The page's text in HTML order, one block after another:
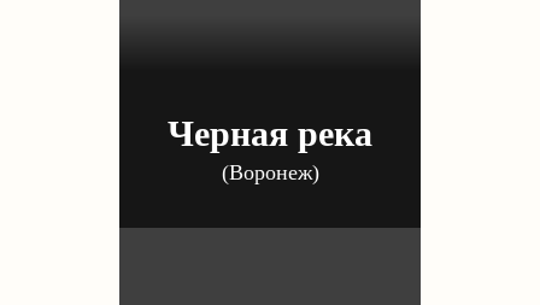
Черная река
(Воронеж)